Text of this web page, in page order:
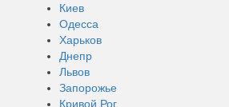
Киев
Одесса
Харьков
Днепр
Львов
Запорожье
Кривой Рог